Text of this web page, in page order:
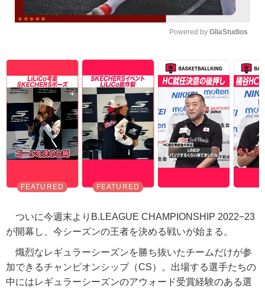
Powered by GliaStudios
ついに今週末よりB.LEAGUE CHAMPIONSHIP 2022−23
が開幕し、今シーズンの王者を決める戦いが始まる。
熾烈なレギュラーシーズンを勝ち抜いたチームだけが参
加できるチャンピオンシップ（CS）。出場する選手たちの
中にはレギュラーシーズンのアウォード受賞経験のある選